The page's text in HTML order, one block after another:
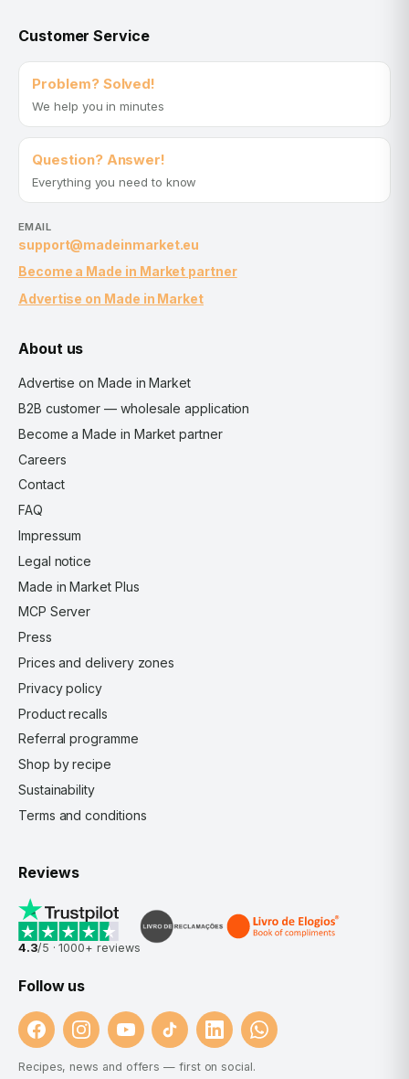
Customer Service
Problem? Solved!
We help you in minutes
Question? Answer!
Everything you need to know
EMAIL
support@madeinmarket.eu
Become a Made in Market partner
Advertise on Made in Market
About us
Advertise on Made in Market
B2B customer — wholesale application
Become a Made in Market partner
Careers
Contact
FAQ
Impressum
Legal notice
Made in Market Plus
MCP Server
Press
Prices and delivery zones
Privacy policy
Product recalls
Referral programme
Shop by recipe
Sustainability
Terms and conditions
Reviews
4.3/5 ·1000+ reviews
Follow us
Recipes, news and offers — first on social.